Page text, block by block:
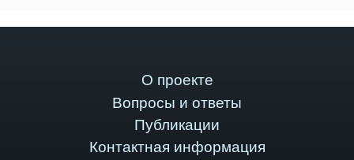
О проекте
Вопросы и ответы
Публикации
Контактная информация